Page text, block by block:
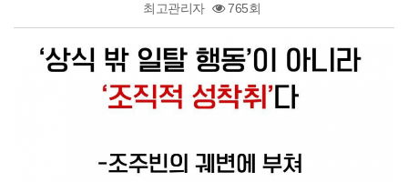
성명서/논평
발간자료
재정보고
최고관리자 765회